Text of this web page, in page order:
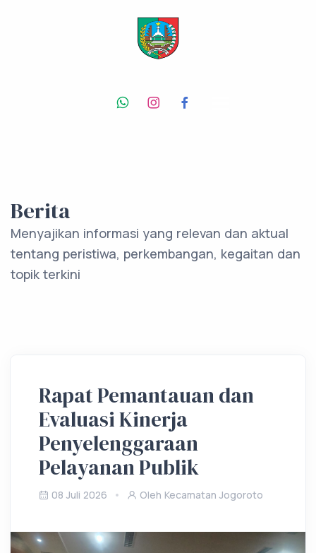
Berita
Menyajikan informasi yang relevan dan aktual
tentang peristiwa, perkembangan, kegaitan dan
topik terkini
Rapat Pemantauan dan
Evaluasi Kinerja
Penyelenggaraan
Pelayanan Publik
08 Juli 2026 Oleh Kecamatan Jogoroto